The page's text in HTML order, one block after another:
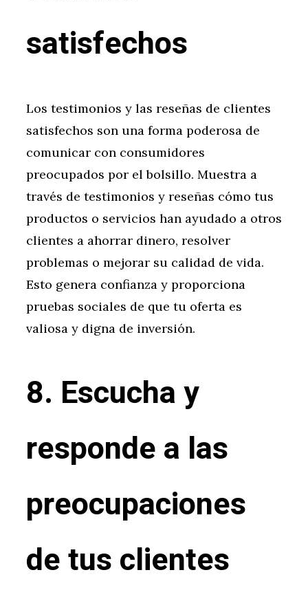
satisfechos
Los testimonios y las reseñas de clientes
satisfechos son una forma poderosa de
comunicar con consumidores
preocupados por el bolsillo. Muestra a
través de testimonios y reseñas cómo tus
productos o servicios han ayudado a otros
clientes a ahorrar dinero, resolver
problemas o mejorar su calidad de vida.
Esto genera confianza y proporciona
pruebas sociales de que tu oferta es
valiosa y digna de inversión.
8. Escucha y
responde a las
preocupaciones
de tus clientes